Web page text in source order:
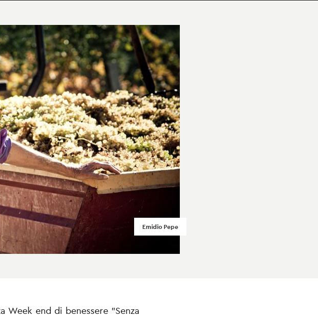
Emidio Pepe
Week end di benessere "Senza